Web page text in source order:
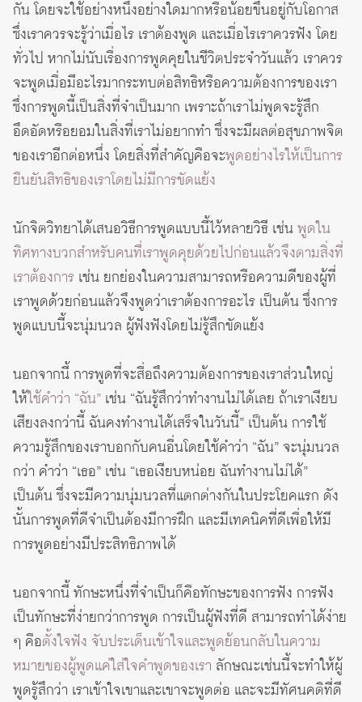
กัน โดยจะใช้อย่างหนึ่งอย่างใดมากหรือน้อยขึ้นอยู่กับโอกาส
ซึ่งเราควรจะรู้ว่าเมื่อไร เราต้องพูด และเมื่อไรเราควรฟัง โดย
ทั่วไป หากไม่นับเรื่องการพูดคุยในชีวิตประจำวันแล้ว เราควร
จะพูดเมื่อมีอะไรมากระทบต่อสิทธิหรือความต้องการของเรา
ซึ่งการพูดนี้เป็นสิ่งที่จำเป็นมาก เพราะถ้าเราไม่พูดจะรู้สึก
อึดอัดหรือยอมในสิ่งที่เราไม่อยากทำ ซึ่งจะมีผลต่อสุขภาพจิต
ของเราอีกต่อหนึ่ง โดยสิ่งที่สำคัญคือจะพูดอย่างไรให้เป็นการ
ยืนยันสิทธิของเราโดยไม่มีการขัดแย้ง
นักจิตวิทยาได้เสนอวิธีการพูดแบบนี้ไว้หลายวิธี เช่นพูดใน
ทิศทางบวกสำหรับคนที่เราพูดคุยด้วยไปก่อนแล้วจึงตามสิ่งที่
เราต้องการ เช่น ยกย่องในความสามารถหรือความดีของผู้ที่
เราพูดด้วยก่อนแล้วจึงพูดว่าเราต้องการอะไร เป็นต้น ซึ่งการ
พูดแบบนี้จะนุ่มนวล ผู้ฟังฟังโดยไม่รู้สึกขัดแย้ง
นอกจากนี้ การพูดที่จะสื่อถึงความต้องการของเราส่วนใหญ่
ให้ใช้คำว่า “ฉัน” เช่น “ฉันรู้สึกว่าทำงานไม่ได้เลย ถ้าเราเงียบ
เสียงลงกว่านี้ ฉันคงทำงานได้เสร็จในวันนี้” เป็นต้น การใช้
ความรู้สึกของเราบอกกับคนอื่นโดยใช้คำว่า “ฉัน” จะนุ่มนวล
กว่า คำว่า “เธอ” เช่น “เธอเงียบหน่อย ฉันทำงานไม่ได้”
เป็นต้น ซึ่งจะมีความนุ่มนวลที่แตกต่างกันในประโยคแรก ดัง
นั้นการพูดที่ดีจำเป็นต้องมีการฝึก และมีเทคนิคที่ดีเพื่อให้มี
การพูดอย่างมีประสิทธิภาพได้
นอกจากนี้ ทักษะหนึ่งที่จำเป็นก็คือทักษะของการฟัง การฟัง
เป็นทักษะที่ง่ายกว่าการพูด การเป็นผู้ฟังที่ดี สามารถทำได้ง่าย
ๆ คือตั้งใจฟัง จับประเด็นเข้าใจและพูดย้อนกลับในความ
หมายของผู้พูดแค่ใส่ใจคำพูดของเรา ลักษณะเช่นนี้จะทำให้ผู้
พูดรู้สึกว่า เราเข้าใจเขาและเขาจะพูดต่อ และจะมีทัศนคติที่ดี